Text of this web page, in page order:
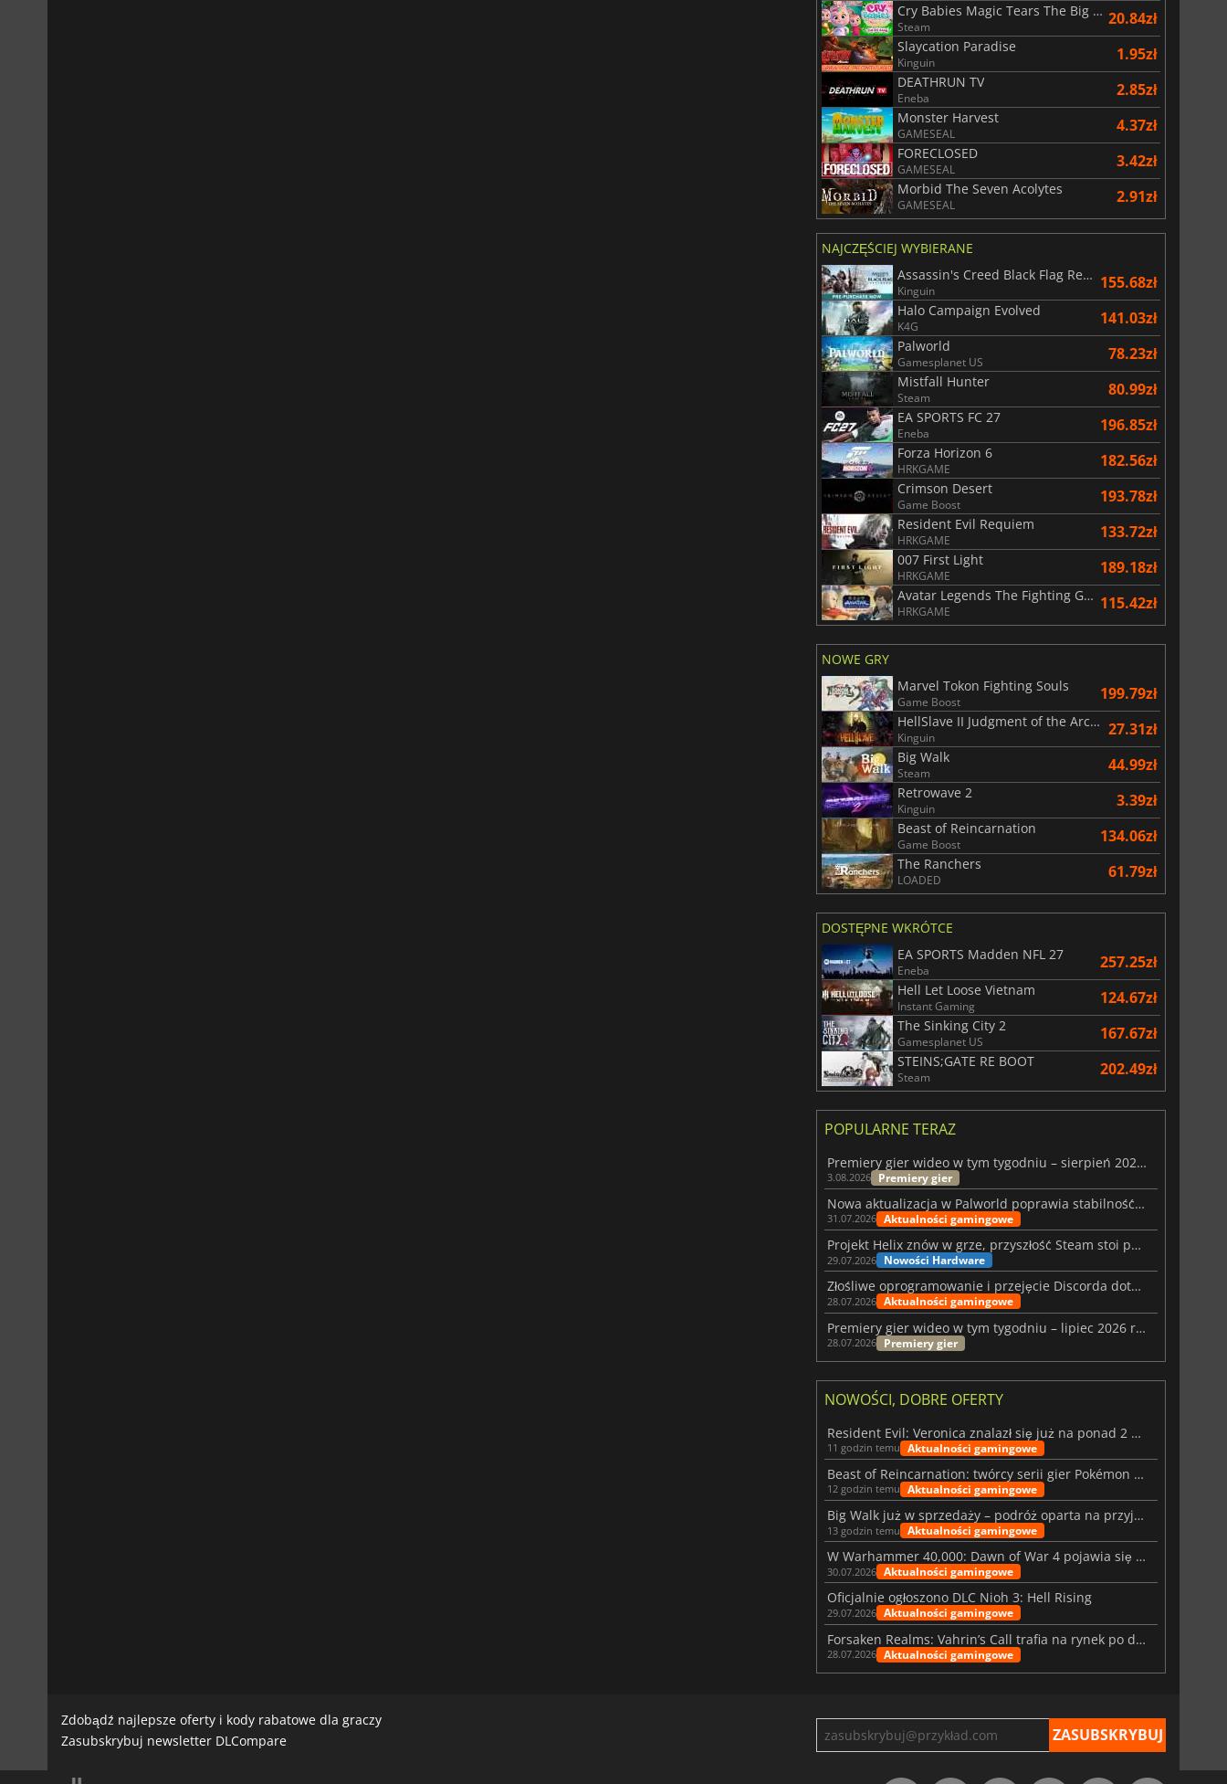
Cry Babies Magic Tears The Big Game
Steam 20.84zł
Slaycation Paradise
Kinguin 1.95zł
DEATHRUN TV
Eneba 2.85zł
Monster Harvest
GAMESEAL 4.37zł
FORECLOSED
GAMESEAL 3.42zł
Morbid The Seven Acolytes
GAMESEAL 2.91zł
NAJCZĘŚCIEJ WYBIERANE
Assassin's Creed Black Flag Resynced
Kinguin 155.68zł
Halo Campaign Evolved
K4G 141.03zł
Palworld
Gamesplanet US 78.23zł
Mistfall Hunter
Steam 80.99zł
EA SPORTS FC 27
Eneba 196.85zł
Forza Horizon 6
HRKGAME 182.56zł
Crimson Desert
Game Boost 193.78zł
Resident Evil Requiem
HRKGAME 133.72zł
007 First Light
HRKGAME 189.18zł
Avatar Legends The Fighting Game
HRKGAME 115.42zł
NOWE GRY
Marvel Tokon Fighting Souls
Game Boost 199.79zł
HellSlave II Judgment of the Archon
Kinguin 27.31zł
Big Walk
Steam 44.99zł
Retrowave 2
Kinguin 3.39zł
Beast of Reincarnation
Game Boost 134.06zł
The Ranchers
LOADED 61.79zł
DOSTĘPNE WKRÓTCE
EA SPORTS Madden NFL 27
Eneba 257.25zł
Hell Let Loose Vietnam
Instant Gaming 124.67zł
The Sinking City 2
Gamesplanet US 167.67zł
STEINS;GATE RE BOOT
Steam 202.49zł
POPULARNE TERAZ
Premiery gier wideo w tym tygodniu – sierpień 2026 r. (32. tydzień)
3.08.2026 Premiery gier
Nowa aktualizacja w Palworld poprawia stabilność Sunreach i walk z bossami
31.07.2026 Aktualności gamingowe
Projekt Helix znów w grze, przyszłość Steam stoi pod znakiem zapytania
29.07.2026 Nowości Hardware
Złośliwe oprogramowanie i przejęcie Discorda dotknęły Meccha Chameleon
28.07.2026 Aktualności gamingowe
Premiery gier wideo w tym tygodniu – lipiec 2026 r. (tydzień 31)
28.07.2026 Premiery gier
NOWOŚCI, DOBRE OFERTY
Resident Evil: Veronica znalazł się już na ponad 2 milionach list życzeń
11 godzin temu Aktualności gamingowe
Beast of Reincarnation: twórcy serii gier Pokémon wkraczają na nową ścieżkę
12 godzin temu Aktualności gamingowe
Big Walk już w sprzedaży – podróż oparta na przyjaźni
13 godzin temu Aktualności gamingowe
W Warhammer 40,000: Dawn of War 4 pojawia się frakcja Nekronów
30.07.2026 Aktualności gamingowe
Oficjalnie ogłoszono DLC Nioh 3: Hell Rising
29.07.2026 Aktualności gamingowe
Forsaken Realms: Vahrin’s Call trafia na rynek po dziesięciu latach prac
28.07.2026 Aktualności gamingowe
Zdobądź najlepsze oferty i kody rabatowe dla graczy
Zasubskrybuj newsletter DLCompare